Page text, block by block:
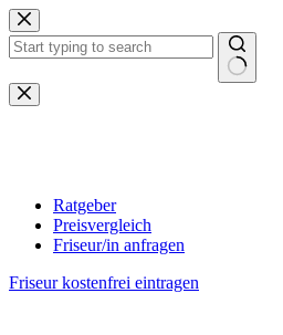
Zum
Inhalt
springen
Keine
Ergebnisse
Ratgeber
Preisvergleich
Friseur/in anfragen
Friseur kostenfrei eintragen